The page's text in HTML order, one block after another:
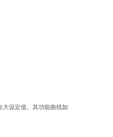
大设定值。其功能曲线如